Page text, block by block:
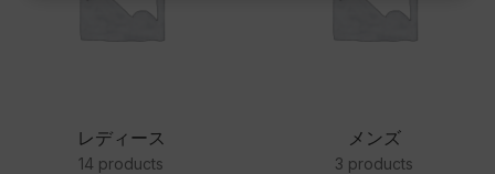
レディース
14 products
メンズ
3 products